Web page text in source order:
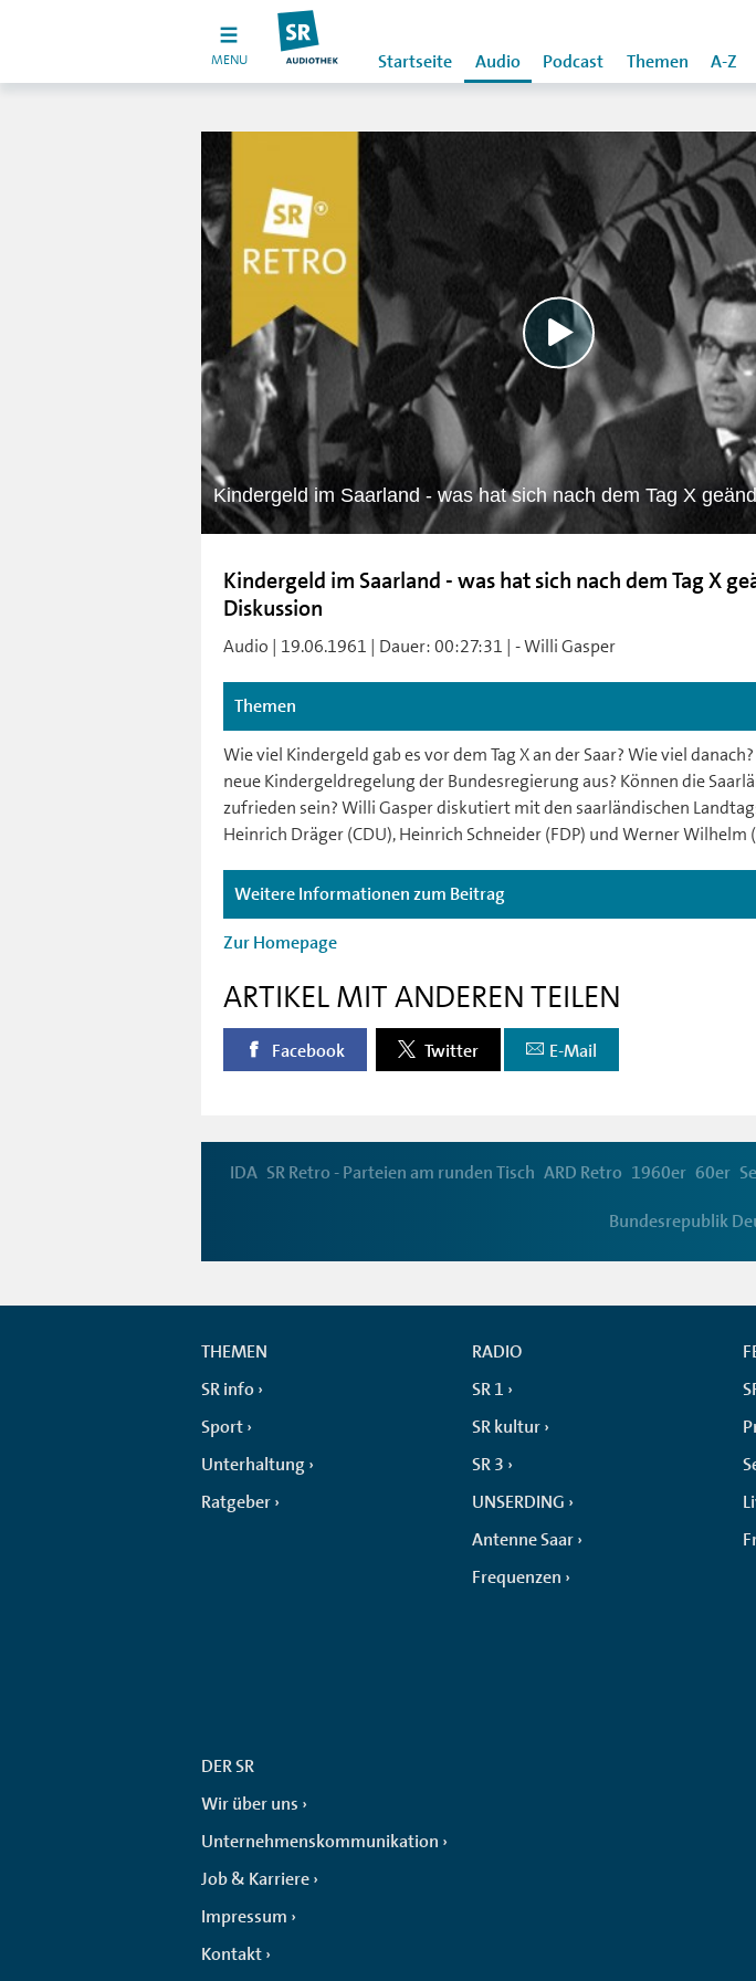
MENU Startseite Audio Podcast Themen A-Z
Kindergeld im Saarland - was hat sich nach dem Tag X
Kindergeld im Saarland - was hat sich nach dem Tag X
Diskussion
Audio | 19.06.1961 | Dauer: 00:27:31 | - Willi Gasper
Themen
Wie viel Kindergeld gab es vor dem Tag X an der Saar? Wie viel
neue Kindergeldregelung der Bundesregierung aus? Können die
zufrieden sein? Willi Gasper diskutiert mit den saarländischen
Heinrich Dräger (CDU), Heinrich Schneider (FDP) und Werner Wilhelm
Weitere Informationen zum Beitrag
Zur Homepage
ARTIKEL MIT ANDEREN TEILEN
Facebook Twitter E-Mail
IDA SR Retro - Parteien am runden Tisch ARD Retro 1960er 60er
Bundesrepublik
THEMEN
SR info
Sport
Unterhaltung
Ratgeber
RADIO
SR 1
SR kultur
SR 3
UNSERDING
Antenne Saar
Frequenzen
DER SR
Wir über uns
Unternehmenskommunikation
Job & Karriere
Impressum
Kontakt